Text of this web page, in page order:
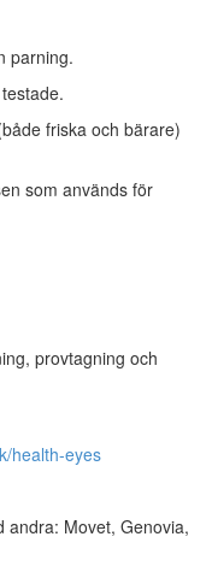
parning.
friska och bärare)
som används för
provtagning och
health-eyes
andra: Movet, Genovia,